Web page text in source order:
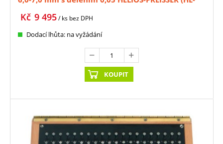
9 495
Kč / ks bez DPH
Dodací lhůta: na vyžádání
KOUPIT